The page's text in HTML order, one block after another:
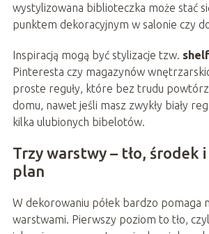
wystylizowana biblioteczka może stać
punktem dekoracyjnym w salonie czy
Inspiracją mogą być stylizacje tzw.
Pinteresta czy magazynów
proste reguły, które bez trudu
domu, nawet jeśli masz zwykły biały
kilka ulubionych bibelotów.
Trzy warstwy – tło, środek
plan
W dekorowaniu półek bardzo pomaga
warstwami. Pierwszy poziom to tło,